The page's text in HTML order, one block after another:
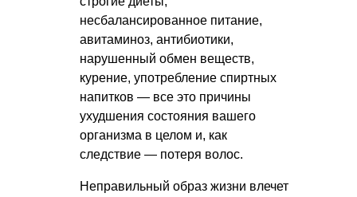
несбалансированное питание,
авитаминоз, антибиотики,
нарушенный обмен веществ,
курение, употребление спиртных
напитков — все это причины
ухудшения состояния вашего
организма в целом и, как
следствие — потеря волос.
Неправильный образ жизни влечет